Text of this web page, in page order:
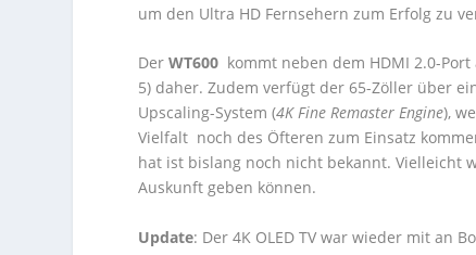
um den Ultra HD Fernsehern zum Erfolg zu
DerWT600 kommt neben dem HDMI 2.0-
5) daher. Zudem verfügt der 65-Zöller über
Upscaling-System (4K Fine Remaster Engine),
Vielfalt noch des Öfteren zum Einsatz
hat ist bislang noch nicht bekannt. Vielleicht
Auskunft geben können.
Update: Der 4K OLED TV war wieder mit an